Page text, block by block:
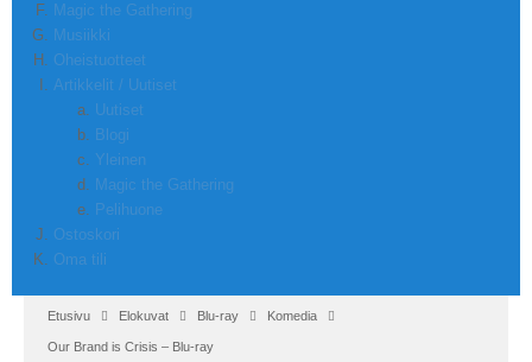
Magic the Gathering
Musiikki
Oheistuotteet
Artikkelit / Uutiset
Uutiset
Blogi
Yleinen
Magic the Gathering
Pelihuone
Ostoskori
Oma tili
Etusivu Elokuvat Blu-ray Komedia
Our Brand is Crisis – Blu-ray